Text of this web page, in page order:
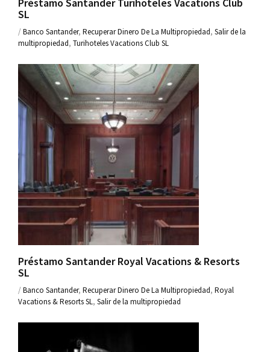
Préstamo Santander Turihoteles Vacations Club
SL
/Banco Santander, Recuperar Dinero De La Multipropiedad, Salir de la
multipropiedad, Turihoteles Vacations Club SL
Préstamo Santander Royal Vacations & Resorts
SL
/Banco Santander, Recuperar Dinero De La Multipropiedad, Royal
Vacations & Resorts SL, Salir de la multipropiedad